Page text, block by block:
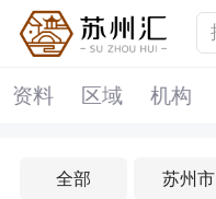
资料 区域 机构
全部 苏州市